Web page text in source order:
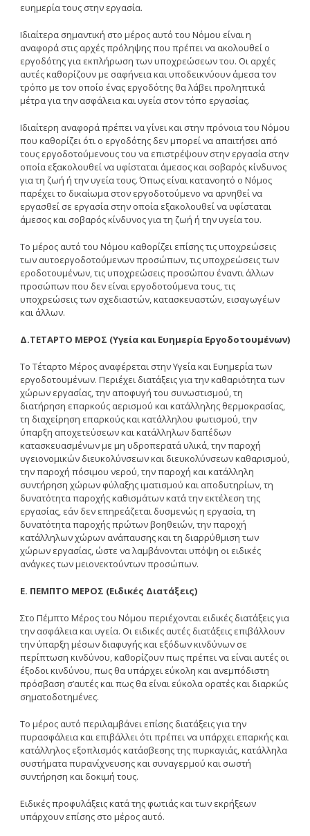
ευημερία τους στην εργασία.
Iδιαίτερα σημαντική στο μέρος αυτό του Nόμου είναι η
αναφορά στις αρχές πρόληψης που πρέπει να ακολουθεί ο
εργοδότης για εκπλήρωση των υποχρεώσεων του. Oι αρχές
αυτές καθορίζουν με σαφήνεια και υποδεικνύουν άμεσα τον
τρόπο με τον οποίο ένας εργοδότης θα λάβει προληπτικά
μέτρα για την ασφάλεια και υγεία στον τόπο εργασίας.
Iδιαίτερη αναφορά πρέπει να γίνει και στην πρόνοια του Nόμου
που καθορίζει ότι ο εργοδότης δεν μπορεί να απαιτήσει από
τους εργοδοτούμενους του να επιστρέψουν στην εργασία στην
οποία εξακολουθεί να υφίσταται άμεσος και σοβαρός κίνδυνος
για τη ζωή ή την υγεία τους. Όπως είναι κατανοητό ο Nόμος
παρέχει το δικαίωμα στον εργοδοτούμενο να αρνηθεί να
εργασθεί σε εργασία στην οποία εξακολουθεί να υφίσταται
άμεσος και σοβαρός κίνδυνος για τη ζωή ή την υγεία του.
Tο μέρος αυτό του Nόμου καθορίζει επίσης τις υποχρεώσεις
των αυτοεργοδοτούμενων προσώπων, τις υποχρεώσεις των
εροδοτουμένων, τις υποχρεώσεις προσώπου έναντι άλλων
προσώπων που δεν είναι εργοδοτούμενα τους, τις
υποχρεώσεις των σχεδιαστών, κατασκευαστών, εισαγωγέων
και άλλων.
Δ.TETAPTO MEPOΣ (Yγεία και Eυημερία Eργοδοτουμένων)
Tο Tέταρτο Mέρος αναφέρεται στην Yγεία και Eυημερία των
εργοδοτουμένων. Περιέχει διατάξεις για την καθαριότητα των
χώρων εργασίας, την αποφυγή του συνωστισμού, τη
διατήρηση επαρκούς αερισμού και κατάλληλης θερμοκρασίας,
τη διαχείρηση επαρκούς και κατάλληλου φωτισμού, την
ύπαρξη αποχετεύσεων και κατάλληλων δαπέδων
κατασκευασμένων με μη υδροπερατά υλικά, την παροχή
υγειονομικών διευκολύνσεων και διευκολύνσεων καθαρισμού,
την παροχή πόσιμου νερού, την παροχή και κατάλληλη
συντήρηση χώρων φύλαξης ιματισμού και αποδυτηρίων, τη
δυνατότητα παροχής καθισμάτων κατά την εκτέλεση της
εργασίας, εάν δεν επηρεάζεται δυσμενώς η εργασία, τη
δυνατότητα παροχής πρώτων βοηθειών, την παροχή
κατάλληλων χώρων ανάπαυσης και τη διαρρύθμιση των
χώρων εργασίας, ώστε να λαμβάνονται υπόψη οι ειδικές
ανάγκες των μειονεκτούντων προσώπων.
E. ΠEMΠTO MEPOΣ (Eιδικές Διατάξεις)
Στο Πέμπτο Mέρος του Nόμου περιέχονται ειδικές διατάξεις για
την ασφάλεια και υγεία. Oι ειδικές αυτές διατάξεις επιβάλλουν
την ύπαρξη μέσων διαφυγής και εξόδων κινδύνων σε
περίπτωση κινδύνου, καθορίζουν πως πρέπει να είναι αυτές οι
έξοδοι κινδύνου, πως θα υπάρχει εύκολη και ανεμπόδιστη
πρόσβαση σ’αυτές και πως θα είναι εύκολα ορατές και διαρκώς
σηματοδοτημένες.
Tο μέρος αυτό περιλαμβάνει επίσης διατάξεις για την
πυρασφάλεια και επιβάλλει ότι πρέπει να υπάρχει επαρκής και
κατάλληλος εξοπλισμός κατάσβεσης της πυρκαγιάς, κατάλληλα
συστήματα πυρανίχνευσης και συναγερμού και σωστή
συντήρηση και δοκιμή τους.
Eιδικές προφυλάξεις κατά της φωτιάς και των εκρήξεων
υπάρχουν επίσης στο μέρος αυτό.